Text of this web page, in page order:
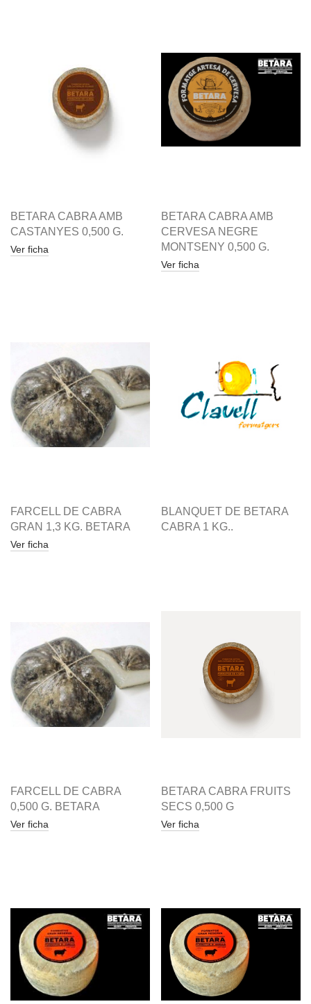
BETARA CABRA AMB
CASTANYES 0,500 G.
Ver ficha
BETARA CABRA AMB
CERVESA NEGRE
MONTSENY 0,500 G.
Ver ficha
FARCELL DE CABRA
GRAN 1,3 KG. BETARA
Ver ficha
BLANQUET DE BETARA
CABRA 1 KG..
FARCELL DE CABRA
0,500 G. BETARA
Ver ficha
BETARA CABRA FRUITS
SECS 0,500 G
Ver ficha